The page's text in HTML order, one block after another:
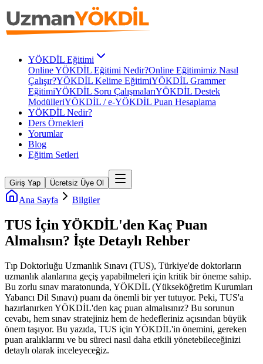
YÖKDİL Eğitimi
Online YÖKDİL Eğitimi Nedir?Online Eğitimimiz Nasıl
Çalışır?YÖKDİL Kelime EğitimiYÖKDİL Grammer
EğitimiYÖKDİL Soru ÇalışmalarıYÖKDİL Destek
ModülleriYÖKDİL / e-YÖKDİL Puan Hesaplama
YÖKDİL Nedir?
Ders Örnekleri
Yorumlar
Blog
Eğitim Setleri
Giriş Yap Ücretsiz Üye Ol
Ana Sayfa Bilgiler
TUS İçin YÖKDİL'den Kaç Puan
Almalısın? İşte Detaylı Rehber
Tıp Doktorluğu Uzmanlık Sınavı (TUS), Türkiye'de doktorların
uzmanlık alanlarına geçiş yapabilmeleri için kritik bir öneme sahip.
Bu zorlu sınav maratonunda, YÖKDİL (Yükseköğretim Kurumları
Yabancı Dil Sınavı) puanı da önemli bir yer tutuyor. Peki, TUS'a
hazırlanırken YÖKDİL'den kaç puan almalısınız? Bu sorunun
cevabı, hem sınav stratejiniz hem de hedefleriniz açısından büyük
önem taşıyor. Bu yazıda, TUS için YÖKDİL'in önemini, gereken
puan aralıklarını ve bu süreci nasıl daha etkili yönetebileceğinizi
detaylı olarak inceleyeceğiz.